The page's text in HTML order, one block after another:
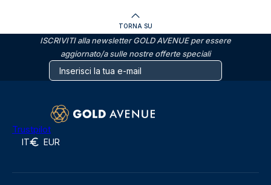
TORNA SU
ISCRIVITI alla newsletter GOLD AVENUE per essere
aggiornato/a sulle nostre offerte speciali
Trustpilot
IT EUR